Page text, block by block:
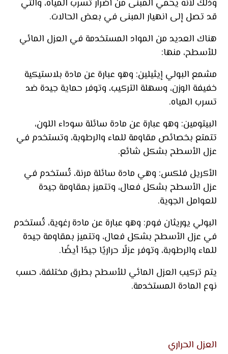
وذلك لأنه يحمي المبنى من أضرار تسرب المياه، والتي
قد تصل إلى انهيار المبنى في بعض الحالات.
هناك العديد من المواد المستخدمة في العزل المائي
للأسطح، منها:
مشمع البولي إيثيلين: وهو عبارة عن مادة بلاستيكية
خفيفة الوزن، وسهلة التركيب، وتوفر حماية جيدة ضد
تسرب المياه.
البيتومين: وهو عبارة عن مادة سائلة سوداء اللون،
تتمتع بخصائص مقاومة للماء والرطوبة، وتستخدم في
عزل الأسطح بشكل شائع.
الأكريل فلكس: وهي مادة سائلة مرنة، تُستخدم في
عزل الأسطح بشكل فعال، وتتميز بمقاومة جيدة
للعوامل الجوية.
البولي يوريثان فوم: وهو عبارة عن مادة رغوية، تُستخدم
في عزل الأسطح بشكل فعال، وتتميز بمقاومة جيدة
للماء والرطوبة، وتوفر عزلًا حراريًا جيدًا أيضًا.
يتم تركيب العزل المائي للأسطح بطرق مختلفة، حسب
نوع المادة المستخدمة.
العزل الحراري